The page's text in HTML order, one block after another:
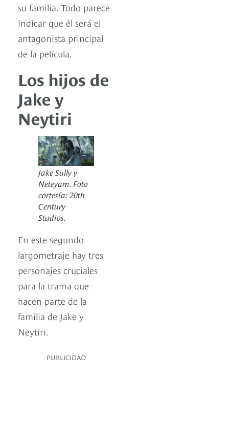
su familia. Todo parece
indicar que él será el
antagonista principal
de la película.
Los hijos de
Jake y
Neytiri
Jake Sully y
Neteyam. Foto
cortesía: 20th
Century
Studios.
En este segundo
largometraje hay tres
personajes cruciales
para la trama que
hacen parte de la
familia de Jake y
Neytiri.
PUBLICIDAD